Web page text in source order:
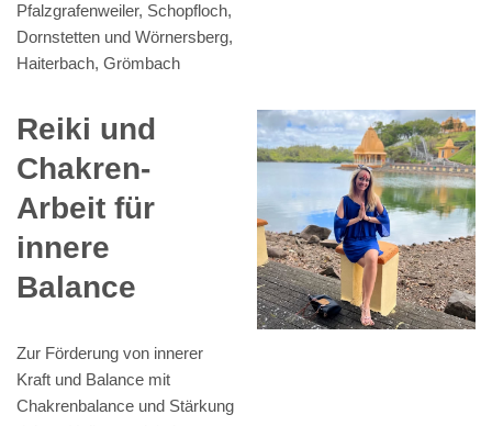
Pfalzgrafenweiler, Schopfloch,
Dornstetten und Wörnersberg,
Haiterbach, Grömbach
Reiki und
Chakren-
Arbeit für
innere
Balance
Zur Förderung von innerer
Kraft und Balance mit
Chakrenbalance und Stärkung